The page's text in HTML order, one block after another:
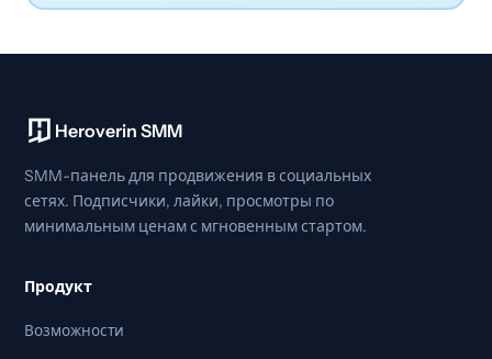
Heroverin SMM
SMM-панель для продвижения в социальных
сетях. Подписчики, лайки, просмотры по
минимальным ценам с мгновенным стартом.
Продукт
Возможности